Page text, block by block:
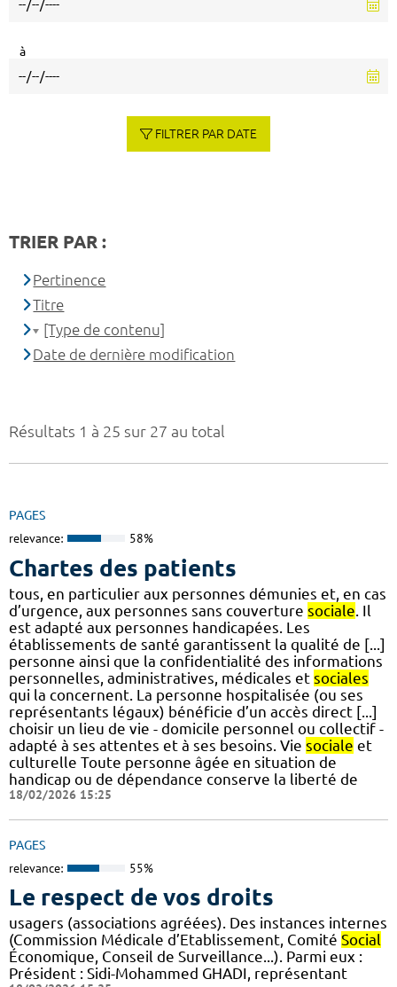
Résultats 1 à 25 sur 27 au total
PAGES
relevance: 58%
Chartes des patients
tous, en particulier aux personnes démunies et, en cas
d’urgence, aux personnes sans couverture sociale . Il
est adapté aux personnes handicapées. Les
établissements de santé garantissent la qualité de [...]
personne ainsi que la confidentialité des informations
personnelles, administratives, médicales et sociales
qui la concernent. La personne hospitalisée (ou ses
représentants légaux) bénéficie d’un accès direct [...]
choisir un lieu de vie - domicile personnel ou collectif -
adapté à ses attentes et à ses besoins. Vie sociale et
culturelle Toute personne âgée en situation de
handicap ou de dépendance conserve la liberté de
18/02/2026 15:25
PAGES
relevance: 55%
Le respect de vos droits
usagers (associations agréées). Des instances internes
(Commission Médicale d’Etablissement, Comité Social
Économique, Conseil de Surveillance...). Parmi eux :
Président : Sidi-Mohammed GHADI, représentant
à
FILTRER PAR DATE
TRIER PAR :
Pertinence
Titre
[Type de contenu]
Date de dernière modification